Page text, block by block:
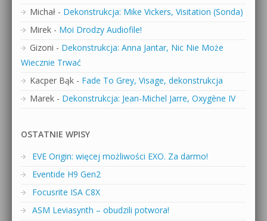
Michał - Dekonstrukcja: Mike Vickers, Visitation (Sonda)
Mirek - Moi Drodzy Audiofile!
Gizoni - Dekonstrukcja: Anna Jantar, Nic Nie Może
Wiecznie Trwać
Kacper Bąk - Fade To Grey, Visage, dekonstrukcja
Marek - Dekonstrukcja: Jean-Michel Jarre, Oxygène IV
OSTATNIE WPISY
EVE Origin: więcej możliwości EXO. Za darmo!
Eventide H9 Gen2
Focusrite ISA C8X
ASM Leviasynth – obudzili potwora!